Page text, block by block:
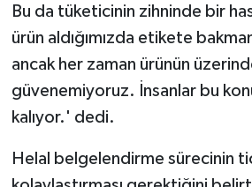
Bu da tüketicinin zihninde bir
ürün aldığımızda etikete
ancak her zaman ürünün
güvenemiyoruz. İnsanlar bu
kalıyor.' dedi.
Helal belgelendirme sürecinin